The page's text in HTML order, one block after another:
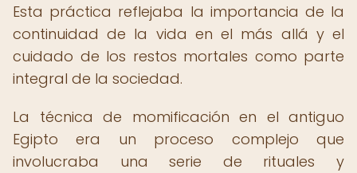
Esta práctica reflejaba la importancia de la
continuidad de la vida en el más allá y el
cuidado de los restos mortales como parte
integral de la sociedad.
La técnica de momificación en el antiguo
Egipto era un proceso complejo que
involucraba una serie de rituales y